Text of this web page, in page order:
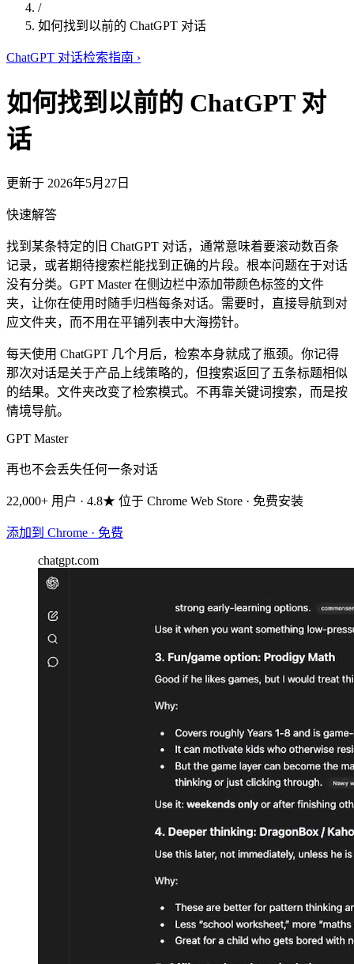
/
如何找到以前的 ChatGPT 对话
ChatGPT 对话检索指南 ›
如何找到以前的 ChatGPT 对
话
更新于 2026年5月27日
快速解答
找到某条特定的旧 ChatGPT 对话，通常意味着要滚动数百条
记录，或者期待搜索栏能找到正确的片段。根本问题在于对话
没有分类。GPT Master 在侧边栏中添加带颜色标签的文件
夹，让你在使用时随手归档每条对话。需要时，直接导航到对
应文件夹，而不用在平铺列表中大海捞针。
每天使用 ChatGPT 几个月后，检索本身就成了瓶颈。你记得
那次对话是关于产品上线策略的，但搜索返回了五条标题相似
的结果。文件夹改变了检索模式。不再靠关键词搜索，而是按
情境导航。
GPT Master
再也不会丢失任何一条对话
22,000+ 用户 · 4.8★ 位于 Chrome Web Store · 免费安装
添加到 Chrome · 免费
chatgpt.com